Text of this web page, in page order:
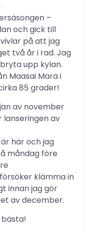
–
och gick till
på att jag
två år i rad. Jag
upp kylan.
Maasai Mara i
85 grader!
av november
av
här och jag
måndag före
klämma in
innan jag gör
av december.
bästa!